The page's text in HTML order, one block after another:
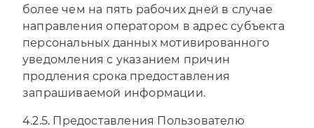
более чем на пять рабочих дней в случае
направления оператором в адрес субъекта
персональных данных мотивированного
уведомления с указанием причин
продления срока предоставления
запрашиваемой информации.
4.2.5. Предоставления Пользователю